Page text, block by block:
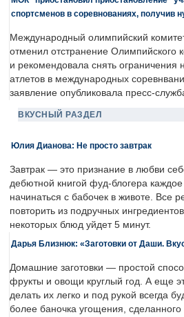
спортсменов в соревнованиях, получив
Международный олимпийский
отменил отстранение Олимпийского
и рекомендовала снять ограничения
атлетов в международных
заявление опубликовала пресс-
ВКУСНЫЙ РАЗДЕЛ
Юлия Дианова: Не просто завтрак
Завтрак — это признание в любви
дебютной книгой фуд-блогера каждое
начинаться с бабочек в животе. Все
повторить из подручных
некоторых блюд уйдет 5 минут.
Дарья Близнюк: «Заготовки от Даши.
Домашние заготовки — простой
фрукты и овощи круглый год. А еще
делать их легко и под рукой всегда
более баночка угощения,